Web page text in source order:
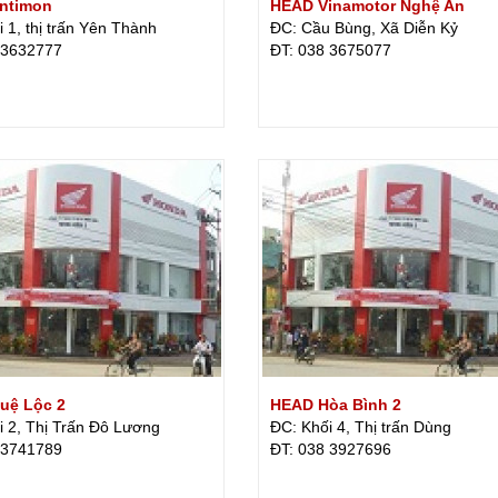
1, thị trấn Yên Thành
HEAD Vinamotor Nghệ An
ĐC: Cầu Bùng, Xã Diễn Kỷ
ÐT: 038 3675077
Lộc 2
2, Thị Trấn Đô Lương
HEAD Hòa Bình 2
ĐC: Khối 4, Thị trấn Dùng
ÐT: 038 3927696